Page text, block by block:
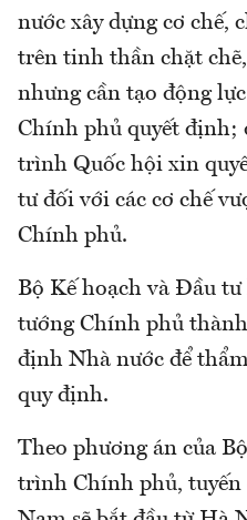
nước xây dựng cơ chế,
trên tinh thần chặt
nhưng cần tạo động
Chính phủ quyết định;
trình Quốc hội xin
tư đối với các cơ chế
Chính phủ.
Bộ Kế hoạch và Đầu
tướng Chính phủ
định Nhà nước để
quy định.
Theo phương án của
trình Chính phủ, tuyến